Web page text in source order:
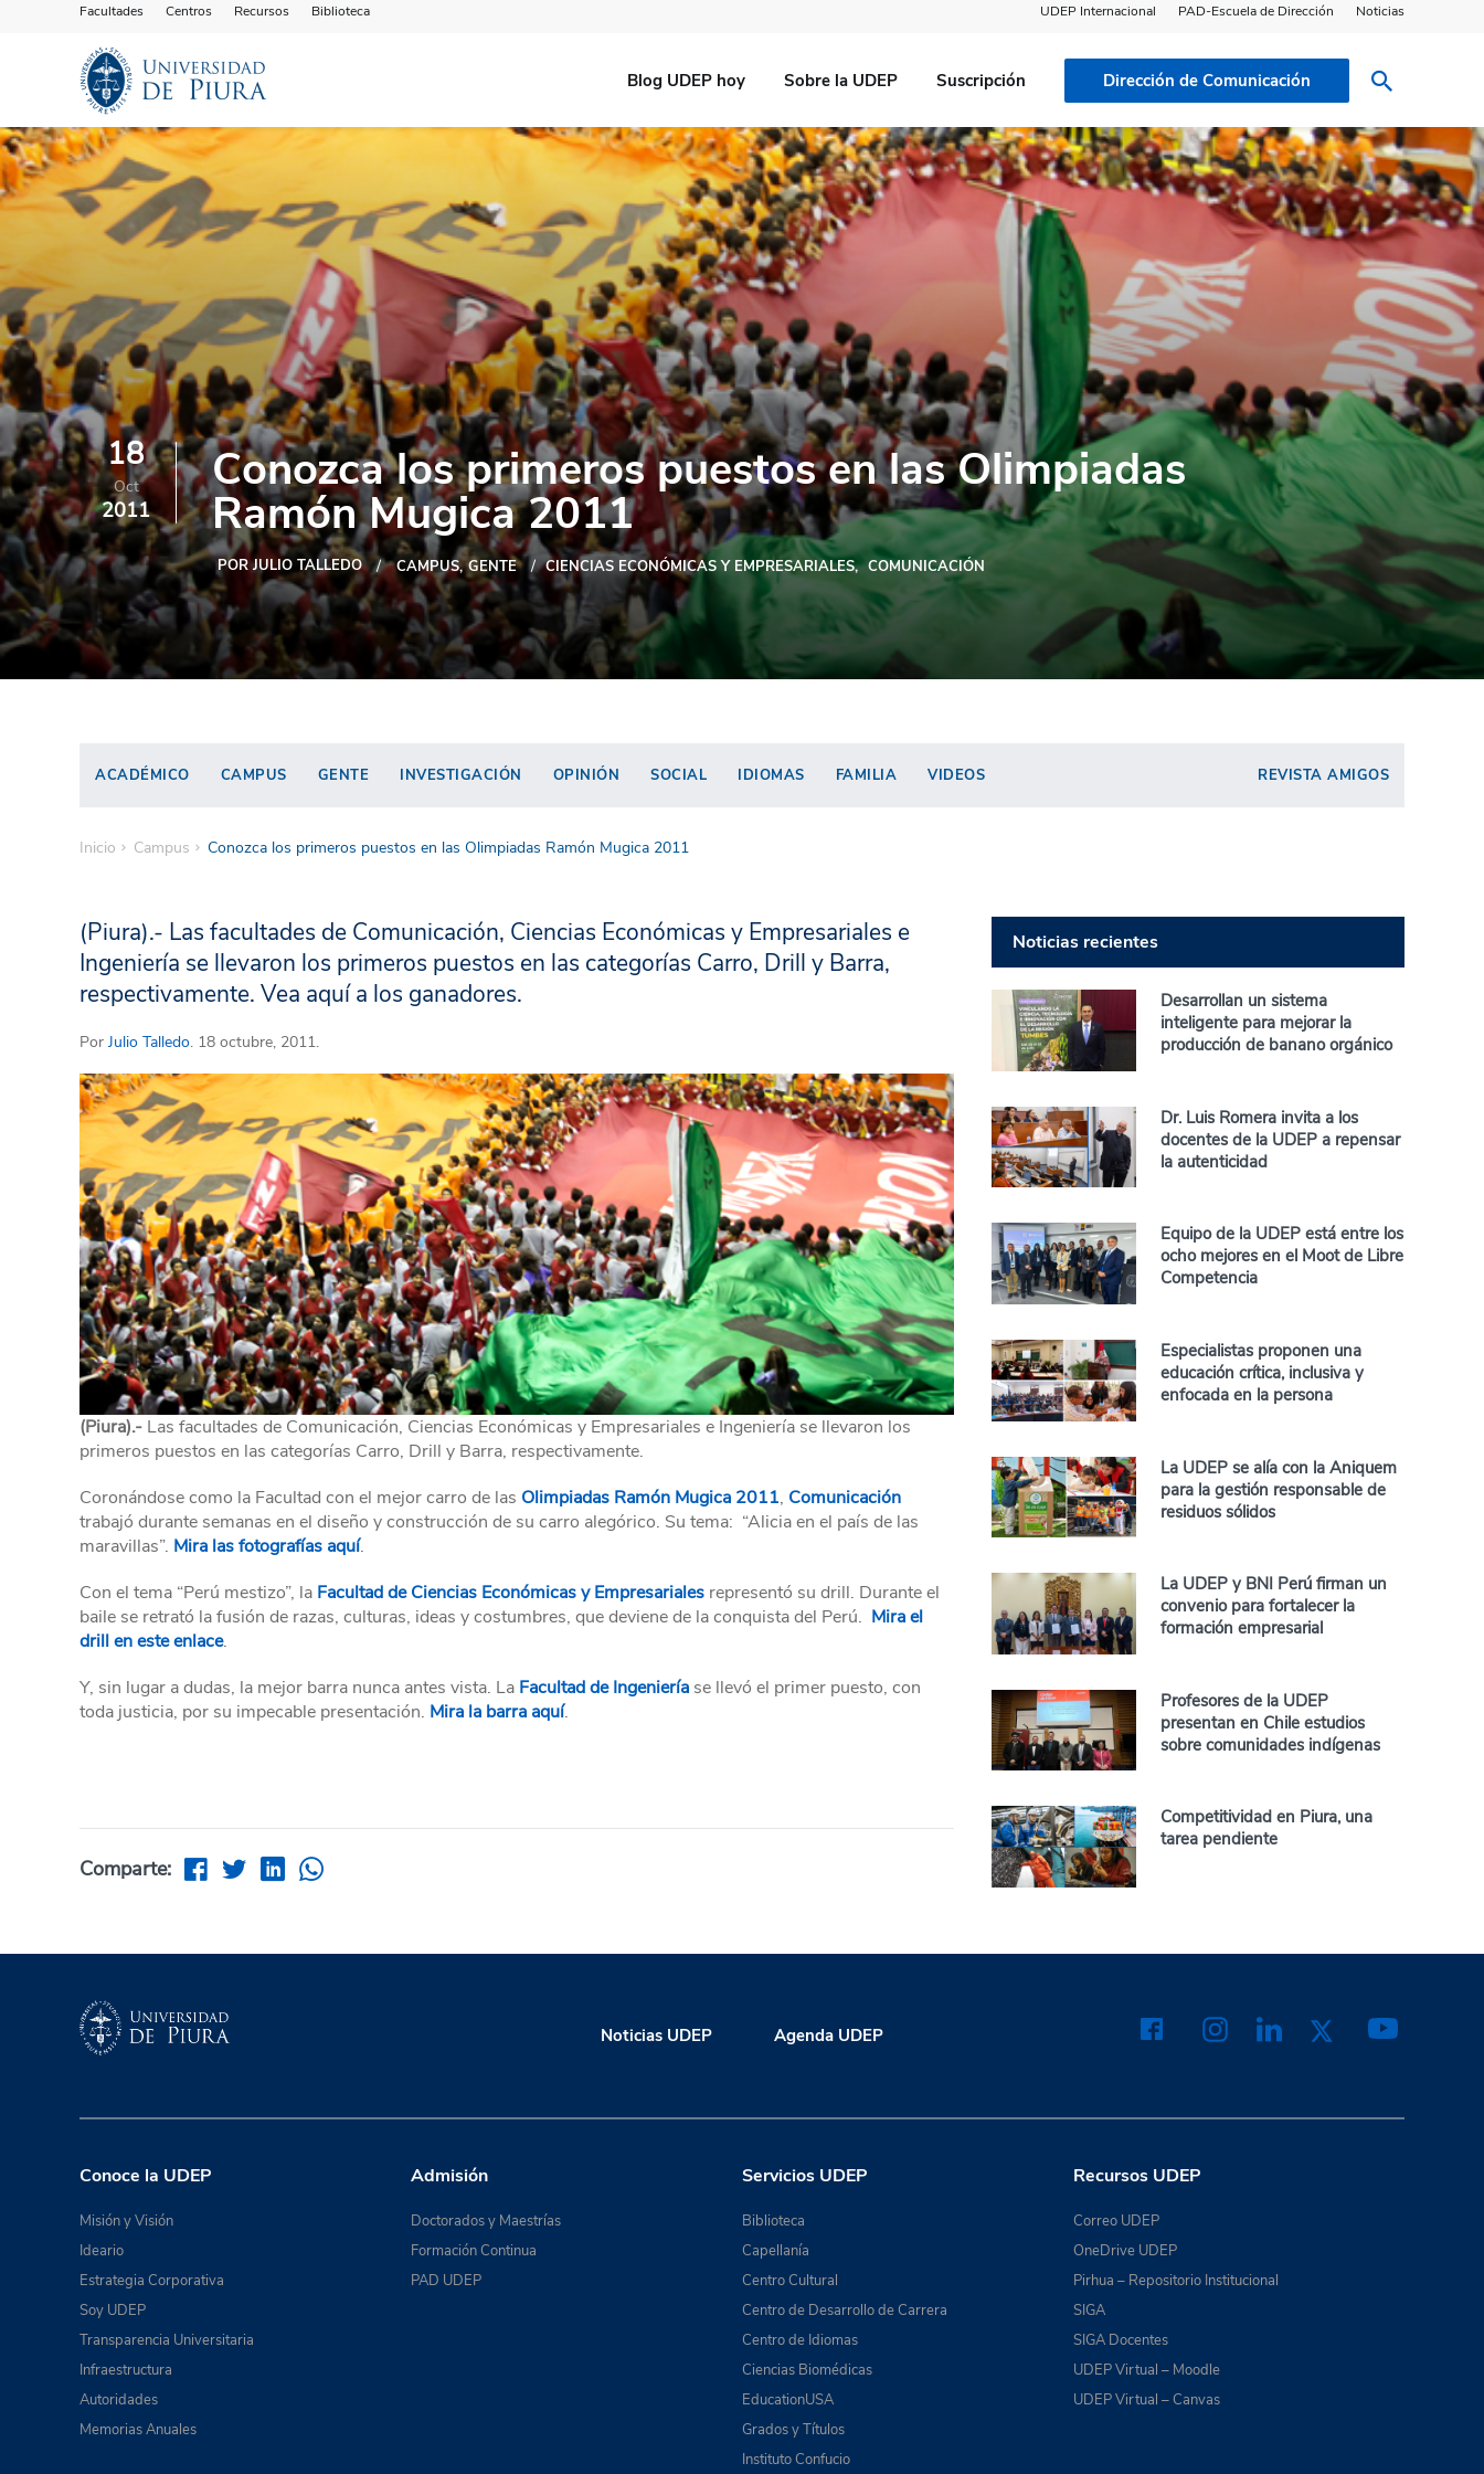
Facultades Centros Recursos Biblioteca UDEP Internacional PAD-Escuela de Dirección Noticias
Blog UDEP hoy Sobre la UDEP Suscripción Dirección de Comunicación
18
Oct
2011
Conozca los primeros puestos en las Olimpiadas
Ramón Mugica 2011
POR JULIO TALLEDO CAMPUS GENTE CIENCIAS ECONÓMICAS Y EMPRESARIALES COMUNICACIÓN
ACADÉMICO CAMPUS GENTE INVESTIGACIÓN OPINIÓN SOCIAL IDIOMAS FAMILIA VIDEOS REVISTA AMIGOS
Inicio Campus Conozca los primeros puestos en las Olimpiadas Ramón Mugica 2011
(Piura).- Las facultades de Comunicación, Ciencias Económicas y Empresariales e
Ingeniería se llevaron los primeros puestos en las categorías Carro, Drill y Barra,
respectivamente. Vea aquí a los ganadores.
Por Julio Talledo. 18 octubre, 2011.
(Piura).- Las facultades de Comunicación, Ciencias Económicas y Empresariales e Ingeniería se llevaron los
primeros puestos en las categorías Carro, Drill y Barra, respectivamente.
Coronándose como la Facultad con el mejor carro de las Olimpiadas Ramón Mugica 2011, Comunicación
trabajó durante semanas en el diseño y construcción de su carro alegórico. Su tema: “Alicia en el país de las
maravillas”. Mira las fotografías aquí.
Con el tema “Perú mestizo”, la Facultad de Ciencias Económicas y Empresariales representó su drill. Durante el
baile se retrató la fusión de razas, culturas, ideas y costumbres, que deviene de la conquista del Perú. Mira el
drill en este enlace.
Y, sin lugar a dudas, la mejor barra nunca antes vista. La Facultad de Ingeniería se llevó el primer puesto, con
toda justicia, por su impecable presentación. Mira la barra aquí.
Comparte:
Noticias recientes
Desarrollan un sistema
inteligente para mejorar la
producción de banano orgánico
Dr. Luis Romera invita a los
docentes de la UDEP a repensar
la autenticidad
Equipo de la UDEP está entre los
ocho mejores en el Moot de Libre
Competencia
Especialistas proponen una
educación crítica, inclusiva y
enfocada en la persona
La UDEP se alía con la Aniquem
para la gestión responsable de
residuos sólidos
La UDEP y BNI Perú firman un
convenio para fortalecer la
formación empresarial
Profesores de la UDEP
presentan en Chile estudios
sobre comunidades indígenas
Competitividad en Piura, una
tarea pendiente
Noticias UDEP Agenda UDEP
Conoce la UDEP
Misión y Visión
Ideario
Estrategia Corporativa
Soy UDEP
Transparencia Universitaria
Infraestructura
Autoridades
Memorias Anuales
Admisión
Doctorados y Maestrías
Formación Continua
PAD UDEP
Servicios UDEP
Biblioteca
Capellanía
Centro Cultural
Centro de Desarrollo de Carrera
Centro de Idiomas
Ciencias Biomédicas
EducationUSA
Grados y Títulos
Instituto Confucio
Recursos UDEP
Correo UDEP
OneDrive UDEP
Pirhua – Repositorio Institucional
SIGA
SIGA Docentes
UDEP Virtual – Moodle
UDEP Virtual – Canvas